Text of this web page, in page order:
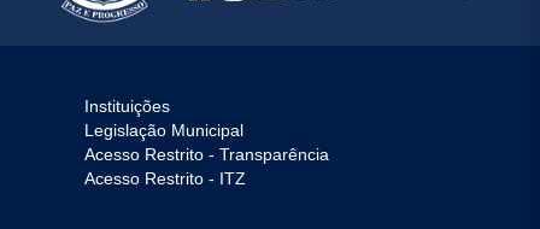
Instituições
Legislação Municipal
Acesso Restrito - Transparência
Acesso Restrito - ITZ